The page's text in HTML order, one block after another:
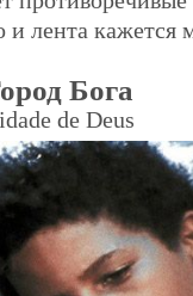
и лента кажется
Бога
de Deus